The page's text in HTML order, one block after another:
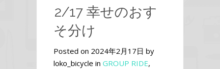
2/17 幸せのおす
そ分け
Posted on 2024年2月17日 by
loko_bicycle in GROUP RIDE,